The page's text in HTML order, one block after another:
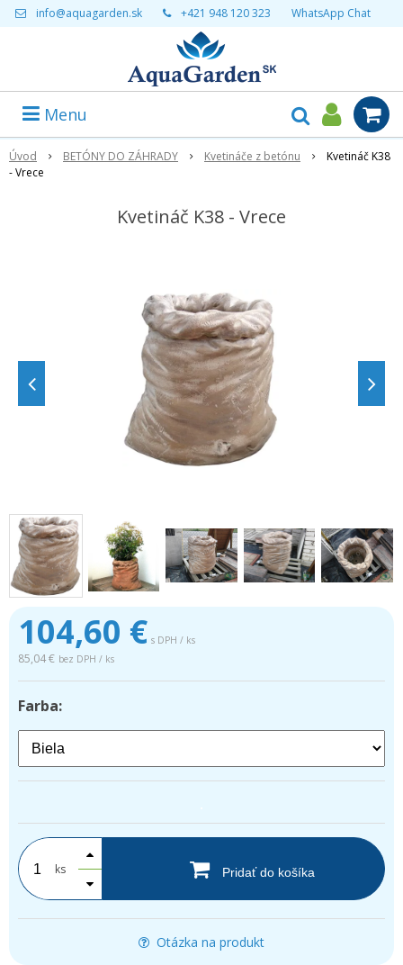
info@aquagarden.sk +421 948 120 323 WhatsApp Chat
Menu
Úvod BETÓNY DO ZÁHRADY Kvetináče z betónu
Kvetináč K38
- Vrece
Kvetináč K38 - Vrece
104,60 € s DPH / ks
85,04 € bez DPH / ks
Farba:
ks Pridať do košíka
Otázka na produkt